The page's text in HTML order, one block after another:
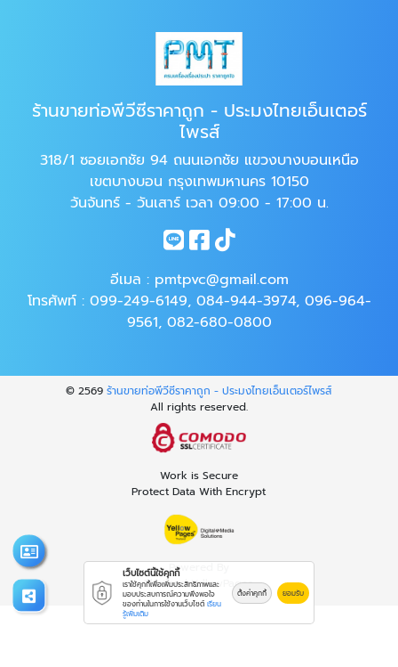
ร้านขายท่อพีวีซีราคาถูก - ประมงไทยเอ็นเตอร์
ไพรส์
318/1 ซอยเอกชัย 94 ถนนเอกชัย แขวงบางบอนเหนือ
เขตบางบอน กรุงเทพมหานคร 10150
วันจันทร์ - วันเสาร์ เวลา 09:00 - 17:00 น.
อีเมล : pmtpvc@gmail.com
โทรศัพท์ : 099-249-6149, 084-944-3974, 096-964-
9561, 082-680-0800
© 2569ร้านขายท่อพีวีซีราคาถูก - ประมงไทยเอ็นเตอร์ไพรส์
All rights reserved.
Work is Secure
Protect Data With Encrypt
Powered By
Thailand YellowPages
เว็บไซต์นี้ใช้คุกกี้
เราใช้คุกกี้เพื่อเพิ่มประสิทธิภาพและ
มอบประสบการณ์ความพึงพอใจ
ของท่านในการใช้งานเว็บไซต์ เรียน
รู้เพิ่มเติม
ตั้งค่าคุกกี้ ยอมรับ